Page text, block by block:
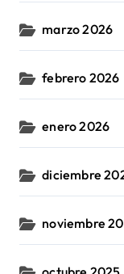
marzo 2026
febrero 2026
enero 2026
diciembre
noviembre